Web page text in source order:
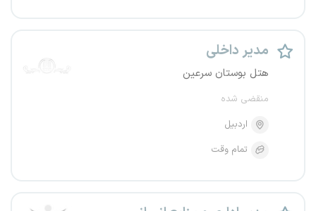
مدیر داخلی
هتل بوستان سرعین
منقضی شده
اردبیل
تمام وقت